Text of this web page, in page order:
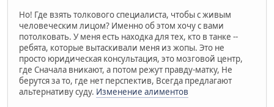
Но! Где взять толкового специалиста, чтобы с живым
человеческим лицом? Именно об этом хочу с вами
потолковать. У меня есть находка для тех, кто в танке --
ребята, которые вытаскивали меня из жопы. Это не
просто юридическая консультация, это мозговой центр,
где Сначала вникают, а потом режут правду-матку, Не
берутся за то, где нет перспектив, Всегда предлагают
альтернативу суду. Изменение алиментов